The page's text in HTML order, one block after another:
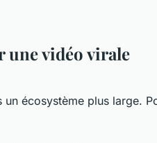
une vidéo virale
un écosystème plus large.